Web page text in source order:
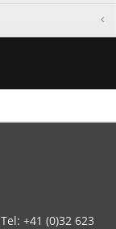
+41 (0)32 623